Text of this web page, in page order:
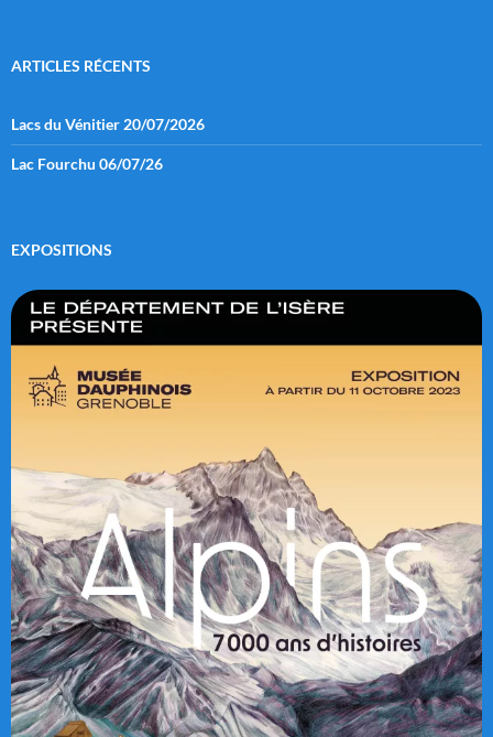
ARTICLES RÉCENTS
Lacs du Vénitier 20/07/2026
Lac Fourchu 06/07/26
EXPOSITIONS